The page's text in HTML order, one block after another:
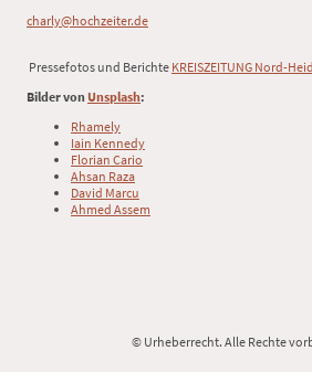
charly@hochzeiter.de
Pressefotos und Berichte KREISZEITUNG Nord-
Bilder von Unsplash:
Rhamely
Iain Kennedy
Florian Cario
Ahsan Raza
David Marcu
Ahmed Assem
© Urheberrecht. Alle Rechte